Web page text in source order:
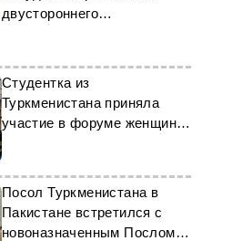
двустороннего
Студентка из
Туркменистана приняла
участие в форуме женщин в
Китае
Посол Туркменистана в
Пакистане встретился с
новоназначенным Послом